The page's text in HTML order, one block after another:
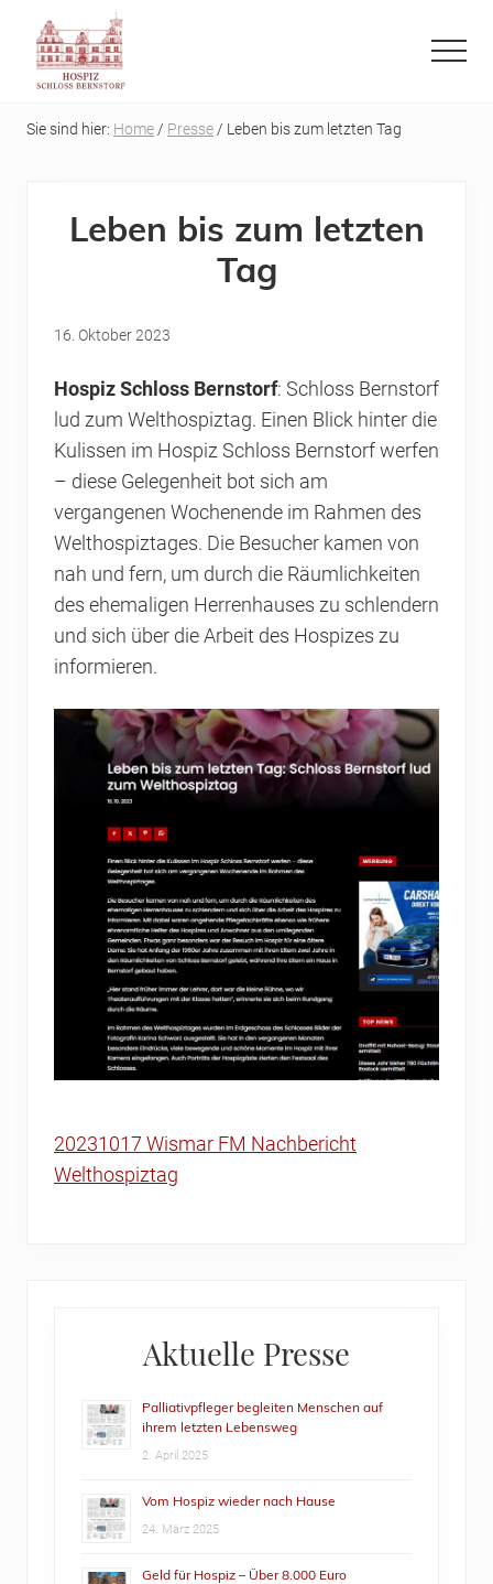
Menu
main
primary
auf
Menu
Sie sind hier: Home / Presse / Leben bis zum letzten Tag
Leben bis zum letzten
Tag
16. Oktober 2023
Hospiz Schloss Bernstorf: Schloss Bernstorf
lud zum Welthospiztag. Einen Blick hinter die
Kulissen im Hospiz Schloss Bernstorf werfen
– diese Gelegenheit bot sich am
vergangenen Wochenende im Rahmen des
Welthospiztages. Die Besucher kamen von
nah und fern, um durch die Räumlichkeiten
des ehemaligen Herrenhauses zu schlendern
und sich über die Arbeit des Hospizes zu
informieren.
20231017 Wismar FM Nachbericht
Welthospiztag
SidebarAktuelle Presse
Palliativpfleger begleiten Menschen auf
ihrem letzten Lebensweg
2. April 2025
Vom Hospiz wieder nach Hause
24. März 2025
Geld für Hospiz – Über 8.000 Euro